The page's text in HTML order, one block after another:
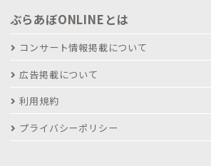
ぶらあぼONLINEとは
コンサート情報掲載について
広告掲載について
利用規約
プライバシーポリシー